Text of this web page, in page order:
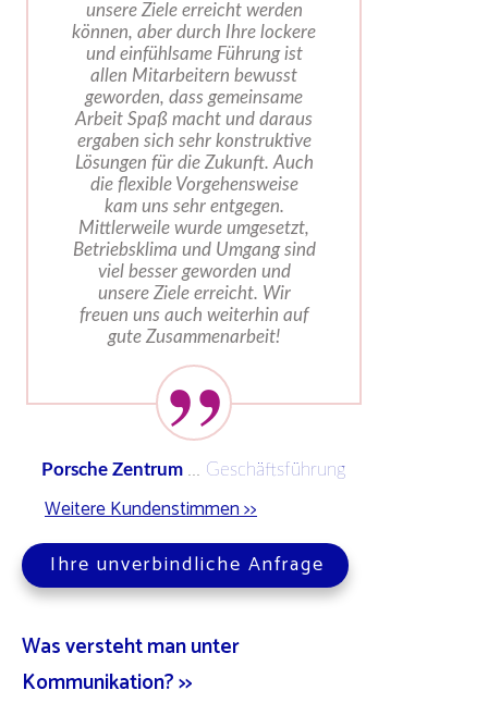
unsere Ziele erreicht werden
können, aber durch Ihre lockere
und einfühlsame Führung ist
allen Mitarbeitern bewusst
geworden, dass gemeinsame
Arbeit Spaß macht und daraus
ergaben sich sehr konstruktive
Lösungen für die Zukunft. Auch
die flexible Vorgehensweise
kam uns sehr entgegen.
Mittlerweile wurde umgesetzt,
Betriebsklima und Umgang sind
viel besser geworden und
unsere Ziele erreicht. Wir
freuen uns auch weiterhin auf
gute Zusammenarbeit!
Porsche Zentrum Geschäftsführung
Weitere Kundenstimmen >>
Ihre unverbindliche Anfrage
Was versteht man unter
Kommunikation? >>